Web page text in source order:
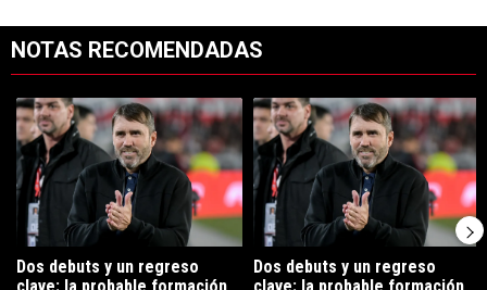
NOTAS RECOMENDADAS
Un artículo de tendencia con el título "Dos debuts y un regreso
Dos debuts y un regreso
Un artículo de tendencia con el
Dos debuts y un regreso